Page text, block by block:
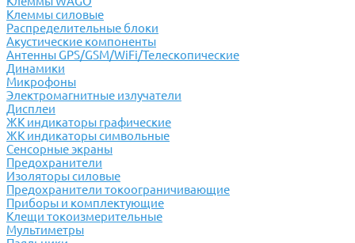
Клеммы силовые
Распределительные блоки
Акустические компоненты
Антенны GPS/GSM/WiFi/Телескопические
Динамики
Микрофоны
Электромагнитные излучатели
Дисплеи
ЖК индикаторы графические
ЖК индикаторы символьные
Сенсорные экраны
Предохранители
Изоляторы силовые
Предохранители токоограничивающие
Приборы и комплектующие
Клещи токоизмерительные
Мультиметры